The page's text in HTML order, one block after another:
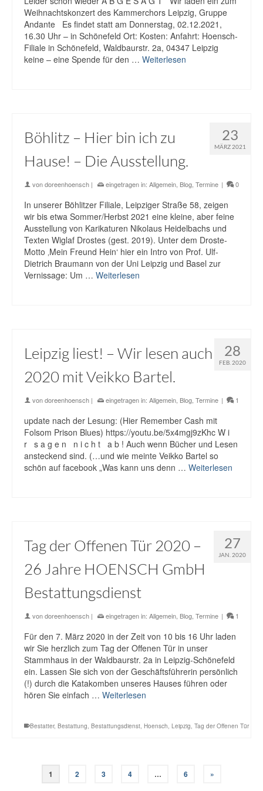
Weihnachtskonzert des Kammerchors Leipzig, Gruppe
Andante Es findet statt am Donnerstag, 02.12.2021,
16.30 Uhr – in Schönefeld Ort: Kosten: Anfahrt: Hoensch-
Filiale in Schönefeld, Waldbaurstr. 2a, 04347 Leipzig
keine – eine Spende für den … Weiterlesen
23
MÄRZ 2021
Böhlitz – Hier bin ich zu
Hause! – Die Ausstellung.
vondoreenhoensch | eingetragen in: Allgemein Blog Termine | 0
In unserer Böhlitzer Filiale, Leipziger Straße 58, zeigen
wir bis etwa Sommer/Herbst 2021 eine kleine, aber feine
Ausstellung von Karikaturen Nikolaus Heidelbachs und
Texten Wiglaf Drostes (gest. 2019). Unter dem Droste-
Motto ‚Mein Freund Hein‘ hier ein Intro von Prof. Ulf-
Dietrich Braumann von der Uni Leipzig und Basel zur
Vernissage: Um … Weiterlesen
28
FEB. 2020
Leipzig liest! – Wir lesen auch
2020 mit Veikko Bartel.
vondoreenhoensch | eingetragen in: Allgemein Blog Termine | 1
update nach der Lesung: (Hier Remember Cash mit
Folsom Prison Blues) https://youtu.be/5x4mgj9zKhc W i
r s a g e n n i c h t a b ! Auch wenn Bücher und Lesen
ansteckend sind. (…und wie meinte Veikko Bartel so
schön auf facebook „Was kann uns denn … Weiterlesen
27
JAN. 2020
Tag der Offenen Tür 2020 –
26 Jahre HOENSCH GmbH
Bestattungsdienst
vondoreenhoensch | eingetragen in: Allgemein Blog Termine | 1
Für den 7. März 2020 in der Zeit von 10 bis 16 Uhr laden
wir Sie herzlich zum Tag der Offenen Tür in unser
Stammhaus in der Waldbaurstr. 2a in Leipzig-Schönefeld
ein. Lassen Sie sich von der Geschäftsführerin persönlich
(!) durch die Katakomben unseres Hauses führen oder
hören Sie einfach … Weiterlesen
Bestatter, Bestattung, Bestattungsdienst, Hoensch, Leipzig, Tag der Offenen Tür
1 2 3 4 … 6 »